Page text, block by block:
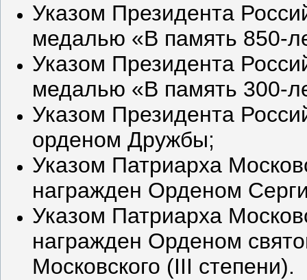
Указом Президента
медалью «В память 850-
Указом Президента
медалью «В память 300-
Указом Президента
орденом Дружбы;
Указом Патриарха
награжден Орденом
Указом Патриарха
награжден Орденом
Московского (III степени).